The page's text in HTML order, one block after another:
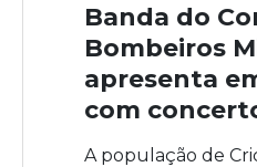
Banda do
Bombeiros
apresenta
com
A população de